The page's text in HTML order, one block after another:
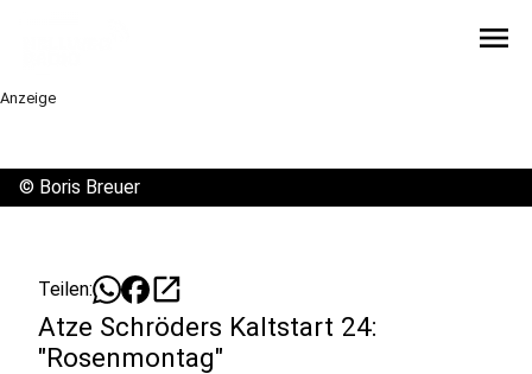
menu
Anzeige
© Boris Breuer
Teilen: open_in_new
Atze Schröders Kaltstart 24:
"Rosenmontag"